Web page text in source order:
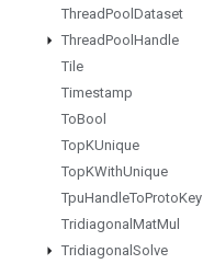
ThreadPool Dataset
ThreadPool Handle
Tile
Timestamp
ToBool
TopKUnique
TopKWithUnique
TpuHandleToProtoKey
Tridiagonal MatMul
Tridiagonal Solve